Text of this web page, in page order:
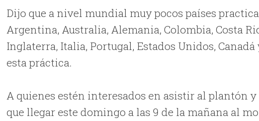
Dijo que a nivel mundial muy pocos países
Argentina, Australia, Alemania, Colombia, Costa
Inglaterra, Italia, Portugal, Estados Unidos,
esta práctica.
A quienes estén interesados en asistir al plantón
que llegar este domingo a las 9 de la mañana al